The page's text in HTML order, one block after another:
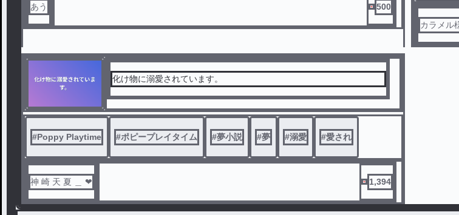
あう 500
カラメル
化け物に溺愛されています。
#Poppy Playtime #ポピープレイタイム #夢小説 #夢 #溺愛 #愛され
1,394